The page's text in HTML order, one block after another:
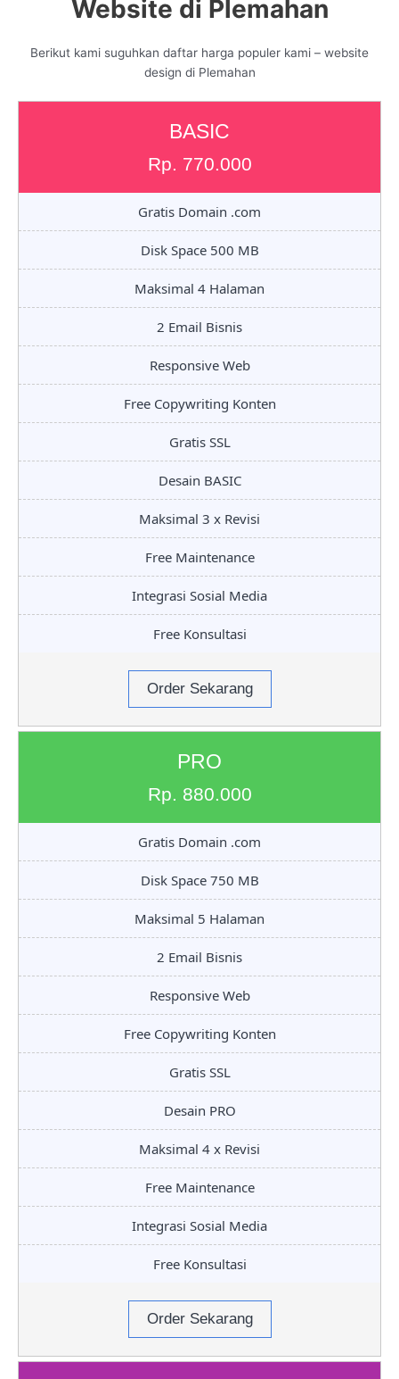
Website di Plemahan
Berikut kami suguhkan daftar harga populer kami – website
design di Plemahan
BASIC
Rp. 770.000
Gratis Domain .com
Disk Space 500 MB
Maksimal 4 Halaman
2 Email Bisnis
Responsive Web
Free Copywriting Konten
Gratis SSL
Desain BASIC
Maksimal 3 x Revisi
Free Maintenance
Integrasi Sosial Media
Free Konsultasi
Order Sekarang
PRO
Rp. 880.000
Gratis Domain .com
Disk Space 750 MB
Maksimal 5 Halaman
2 Email Bisnis
Responsive Web
Free Copywriting Konten
Gratis SSL
Desain PRO
Maksimal 4 x Revisi
Free Maintenance
Integrasi Sosial Media
Free Konsultasi
Order Sekarang